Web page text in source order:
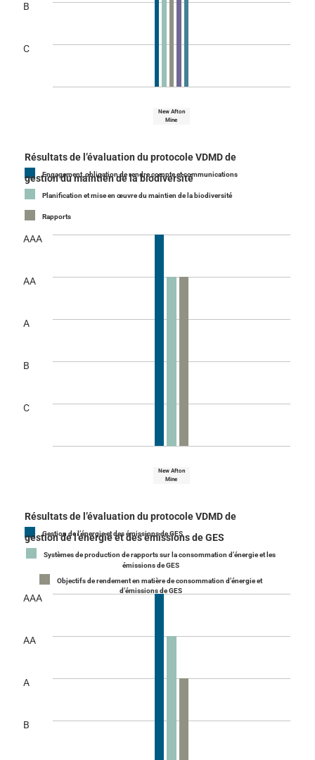
New Afton
Mine
B
C
Résultats de l’évaluation du protocole VDMD de
gestion du maintien de la biodiversité
Engagement, obligation de rendre compte et communications
Planification et mise en œuvre du maintien de la biodiversité
Rapports
New Afton
Mine
AAA
AA
A
B
C
Résultats de l’évaluation du protocole VDMD de
gestion de l’énergie et des émissions de GES
Gestion de l’énergie et des émissions de GES
Systèmes de production de rapports sur la consommation d’énergie et les
émissions de GES
Objectifs de rendement en matière de consommation d’énergie et
d’émissions de GES
AAA
AA
A
B